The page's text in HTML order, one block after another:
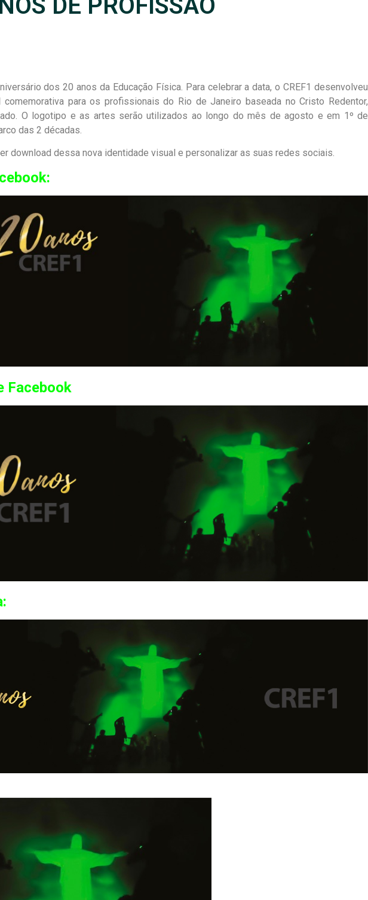
DE PROFISSÃO
dos 20 anos da Educação Física. Para celebrar a data, o CREF1 desenvolveu
comemorativa para os profissionais do Rio de Janeiro baseada no Cristo Redentor,
O logotipo e as artes serão utilizados ao longo do mês de agosto e em 1º de
das 2 décadas.
download dessa nova identidade visual e personalizar as suas redes sociais.
Facebook